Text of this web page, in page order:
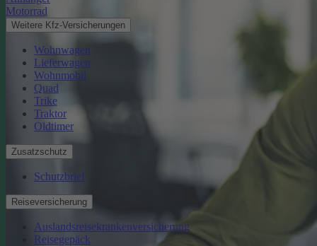
Motorrad
Weitere Kfz-Versicherungen
Wohnwagen
Lieferwagen
Wohnmobil
Quad
Trike
Traktor
Oldtimer
Zusatzschutz
Schutzbrief
Reiseversicherung
Auslandsreisekrankenversicherung
Reisegepäck